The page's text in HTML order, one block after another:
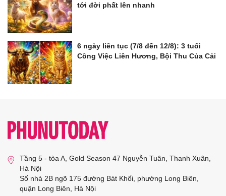
tới đời phất lên nhanh
6 ngày liên tục (7/8 đến 12/8): 3 tuổi
Công Việc Liên Hương, Bội Thu Của Cải
Tầng 5 - tòa A, Gold Season 47 Nguyễn Tuân, Thanh Xuân,
Hà Nội
Số nhà 2B ngõ 175 đường Bát Khối, phường Long Biên,
quận Long Biên, Hà Nội